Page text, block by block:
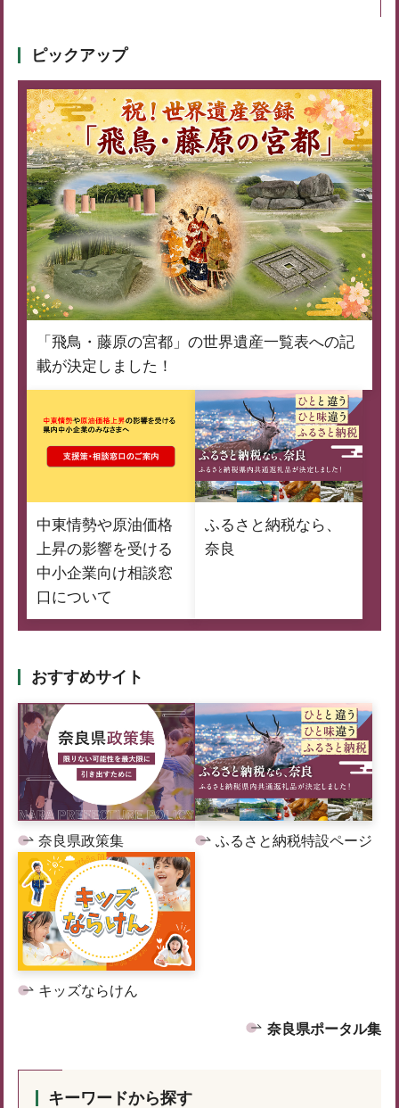
ピックアップ
「飛鳥・藤原の宮都」の世界遺産一覧表への記
載が決定しました！
中東情勢や原油価格
上昇の影響を受ける
中小企業向け相談窓
口について
ふるさと納税なら、
奈良
おすすめサイト
奈良県政策集 ふるさと納税特設ページ
キッズならけん
奈良県ポータル集
キーワードから探す